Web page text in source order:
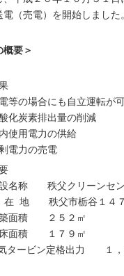
電（売電）を開始しました。
概要＞
の場合にも自立運転が
炭素排出量の削減
用電力の供給
力の売電
称 秩父クリーンセン
地 秩父市栃谷１４７
面積 ２５２㎡
面積 １７９㎡
ービン定格出力 １，４
炉運転時：